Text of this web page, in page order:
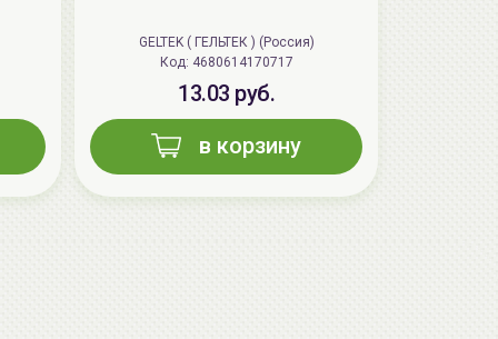
GELTEK ( ГЕЛЬТЕК ) (Россия)
Код: 4680614170717
13.03 руб.
в корзину